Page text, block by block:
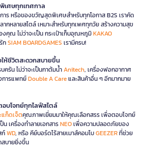
เศษทุกเทศกาล
ร หรือของขวัญสุดพิเศษสำหรับทุกโอกาส B2S เราคัด
ากหลายสไตล์ เหมาะสำหรับทุกเพศทุกวัย สร้างความสุข
คุณ ไม่ว่าจะเป็น กระเป๋าเก็บอุณหภูมิKAKAO
กSIAM BOARDGAMES เรามีครบ!
ให้ชีวิตสะดวกสบายขึ้น
ครัน ไม่ว่าจะเป็นกาต้มน้ำAnitech, เครื่องฟอกอากาศ
การแพทย์Double A Careและสินค้าอื่น ๆ อีกมากมาย
อบโจทย์ทุกไลฟ์สไตล์
แก็ดเจ็ตคุณภาพเยี่ยมมาให้คุณเลือกสรร เพื่อตอบโจทย์
น เครื่องทำลายเอกสารNEOเพื่อความปลอดภัยของ
ก์WD, หรือ คีย์บอร์ดไร้สายเมาส์คอมโบGEEZERที่ช่วย
บายยิ่งขึ้น